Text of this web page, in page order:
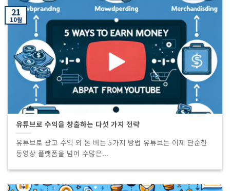
유튜브로 수익을 창출하는 다섯 가지 전략
유튜브로 광고 수익 외 돈 버는 5가지 방법 유튜브는 이제 단순한
동영상 플랫폼을 넘어 수많은...
21
10월